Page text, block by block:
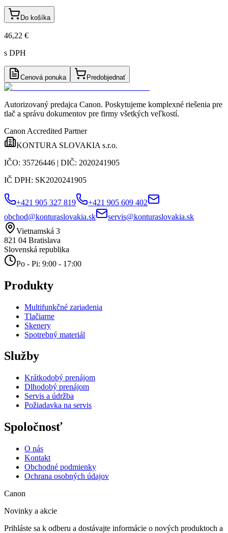
Do košíka
46,22 €
s DPH
Cenová ponuka Predobjednať
Autorizovaný predajca Canon. Poskytujeme komplexné riešenia pre
tlač a správu dokumentov pre firmy všetkých veľkostí.
Canon Accredited Partner
KONTURA SLOVAKIA s.r.o.
IČO: 35726446 | DIČ: 2020241905
IČ DPH: SK2020241905
+421 905 327 819
+421 905 609 402
obchod@konturaslovakia.sk
servis@konturaslovakia.sk
Vietnamská 3
821 04 Bratislava
Slovenská republika
Po - Pi: 9:00 - 17:00
Produkty
Multifunkčné zariadenia
Tlačiarne
Skenery
Spotrebný materiál
Služby
Krátkodobý prenájom
Dlhodobý prenájom
Servis a údržba
Požiadavka na servis
Spoločnosť
O nás
Kontakt
Obchodné podmienky
Ochrana osobných údajov
Canon
Novinky a akcie
Prihláste sa k odberu a dostávajte informácie o nových produktoch a